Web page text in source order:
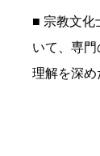
■ 宗教文化
いて、専
理解を深め